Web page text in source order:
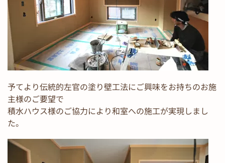
予てより伝統的左官の塗り壁工法にご興味をお持ちのお施
主様のご要望で
積水ハウス様のご協力により和室への施工が実現しまし
た。